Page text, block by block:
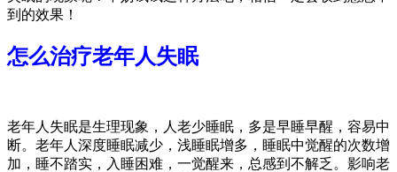
到的效果！
怎么治疗老年人失眠
老年人失眠是生理现象，人老少睡眠，多是早睡早醒，容易中
断。老年人深度睡眠减少，浅睡眠增多，睡眠中觉醒的次数增
加，睡不踏实，入睡困难，一觉醒来，总感到不解乏。影响老